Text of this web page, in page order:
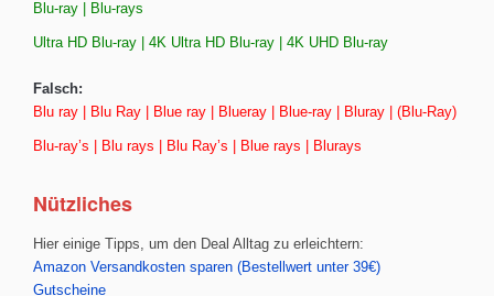
Blu-ray | Blu-rays
Ultra HD Blu-ray | 4K Ultra HD Blu-ray | 4K UHD Blu-ray
Falsch:
Blu ray | Blu Ray | Blue ray | Blueray | Blue-ray | Bluray | (Blu-Ray)
Blu-ray’s | Blu rays | Blu Ray’s | Blue rays | Blurays
Nützliches
Hier einige Tipps, um den Deal Alltag zu erleichtern:
Amazon Versandkosten sparen (Bestellwert unter 39€)
Gutscheine